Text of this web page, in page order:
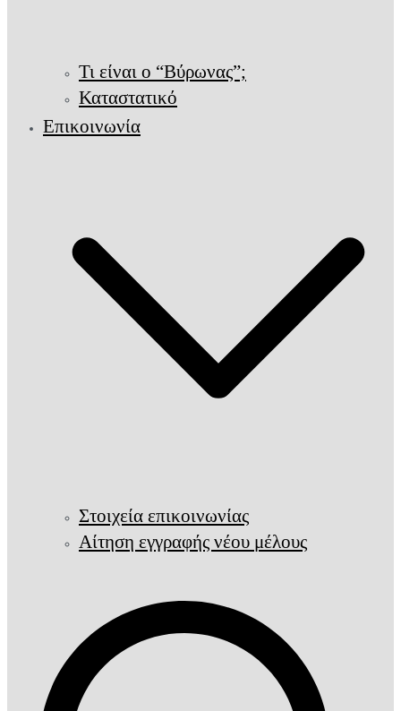
Τι είναι ο “Βύρωνας”;
Καταστατικό
Επικοινωνία
Στοιχεία επικοινωνίας
Αίτηση εγγραφής νέου μέλους